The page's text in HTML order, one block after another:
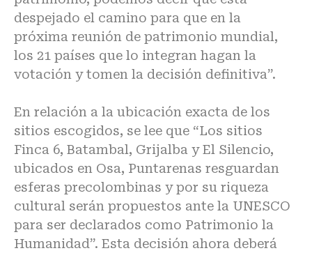
despejado el camino para que en la
próxima reunión de patrimonio mundial,
los 21 países que lo integran hagan la
votación y tomen la decisión definitiva”.
En relación a la ubicación exacta de los
sitios escogidos, se lee que “Los sitios
Finca 6, Batambal, Grijalba y El Silencio,
ubicados en Osa, Puntarenas resguardan
esferas precolombinas y por su riqueza
cultural serán propuestos ante la UNESCO
para ser declarados como Patrimonio la
Humanidad”. Esta decisión ahora deberá